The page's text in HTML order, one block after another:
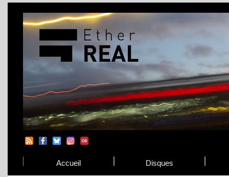
Accueil Disques